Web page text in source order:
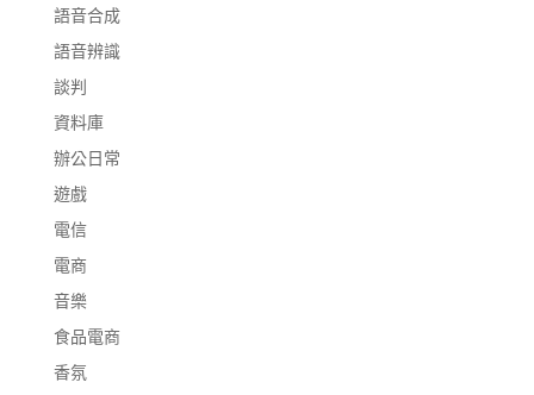
語音合成
語音辨識
談判
資料庫
辦公日常
遊戲
電信
電商
音樂
食品電商
香氛